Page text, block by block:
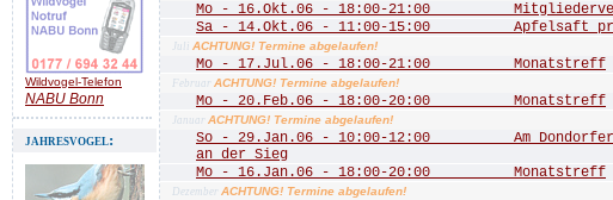
Wildvogel-Telefon
NABU Bonn
jahresvogel:
Mo - 16.Okt.06 - 18:00-21:00
Sa - 14.Okt.06 - 11:00-15:00 Apfelsaft
Juli ACHTUNG! Termine abgelaufen!
Mo - 17.Jul.06 - 18:00-21:00 Monatstreff
Februar ACHTUNG! Termine abgelaufen!
Mo - 20.Feb.06 - 18:00-20:00 Monatstreff
Januar ACHTUNG! Termine abgelaufen!
So - 29.Jan.06 - 10:00-12:00 Am Dondorfer
an der Sieg
Mo - 16.Jan.06 - 18:00-20:00 Monatstreff
Dezember ACHTUNG! Termine abgelaufen!